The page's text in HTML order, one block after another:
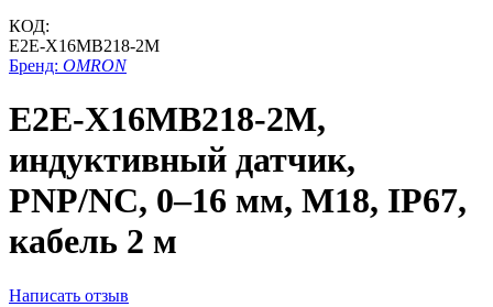
КОД:
E2E-X16MB218-2M
Бренд: OMRON
E2E-X16MB218-2M,
индуктивный датчик,
PNP/NC, 0–16 мм, М18, IP67,
кабель 2 м
Написать отзыв